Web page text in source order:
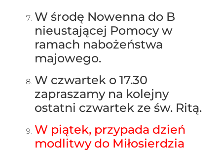
W środę Nowenna do B
nieustającej Pomocy w
ramach nabożeństwa
majowego.
W czwartek o 17.30
zapraszamy na kolejny
ostatni czwartek ze św. Ritą.
W piątek, przypada dzień
modlitwy do Miłosierdzia